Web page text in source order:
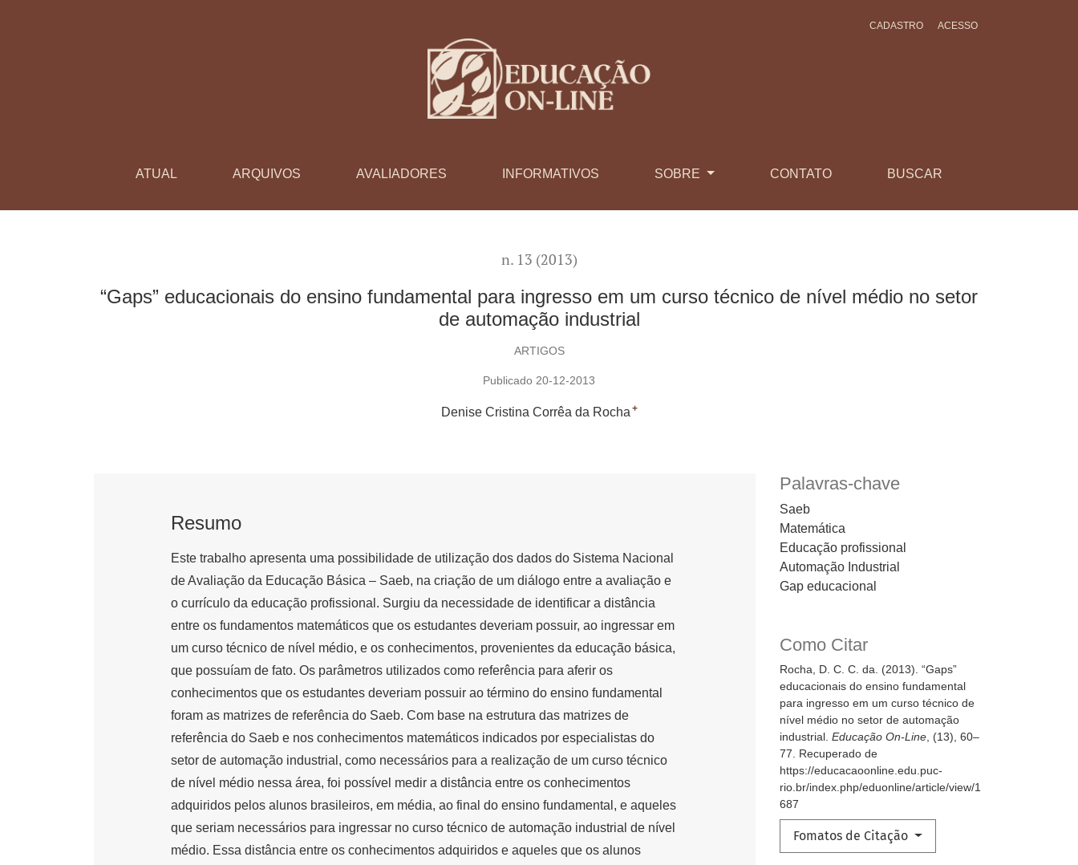
ATUAL ARQUIVOS AVALIADORES INFORMATIVOS SOBRE CONTATO BUSCAR
CADASTRO ACESSO
n. 13 (2013)
“Gaps” educacionais do ensino fundamental para ingresso em um curso técnico de nível médio no setor
de automação industrial
ARTIGOS
Publicado 20-12-2013
Denise Cristina Corrêa da Rocha +
Palavras-chave
Saeb
Matemática
Educação profissional
Automação Industrial
Gap educacional
Como Citar
Rocha, D. C. C. da. (2013). “Gaps”
educacionais do ensino fundamental
para ingresso em um curso técnico de
nível médio no setor de automação
industrial. Educação On-Line, (13), 60–
77. Recuperado de
https://educacaoonline.edu.puc-
rio.br/index.php/eduonline/article/view/1
687
Fomatos de Citação
Resumo
Este trabalho apresenta uma possibilidade de utilização dos dados do Sistema Nacional
de Avaliação da Educação Básica – Saeb, na criação de um diálogo entre a avaliação e
o currículo da educação profissional. Surgiu da necessidade de identificar a distância
entre os fundamentos matemáticos que os estudantes deveriam possuir, ao ingressar em
um curso técnico de nível médio, e os conhecimentos, provenientes da educação básica,
que possuíam de fato. Os parâmetros utilizados como referência para aferir os
conhecimentos que os estudantes deveriam possuir ao término do ensino fundamental
foram as matrizes de referência do Saeb. Com base na estrutura das matrizes de
referência do Saeb e nos conhecimentos matemáticos indicados por especialistas do
setor de automação industrial, como necessários para a realização de um curso técnico
de nível médio nessa área, foi possível medir a distância entre os conhecimentos
adquiridos pelos alunos brasileiros, em média, ao final do ensino fundamental, e aqueles
que seriam necessários para ingressar no curso técnico de automação industrial de nível
médio. Essa distância entre os conhecimentos adquiridos e aqueles que os alunos